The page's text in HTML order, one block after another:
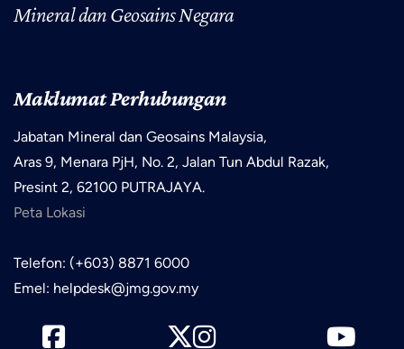
Mineral dan Geosains Negara
Maklumat Perhubungan
Jabatan Mineral dan Geosains Malaysia,
Aras 9, Menara PjH, No. 2, Jalan Tun Abdul Razak,
Presint 2, 62100 PUTRAJAYA.
Peta Lokasi
Telefon: (+603) 8871 6000
Emel: helpdesk@jmg.gov.my